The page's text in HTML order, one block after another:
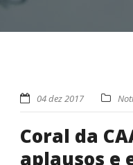
04 dez 2017
Coral da
aplausos e